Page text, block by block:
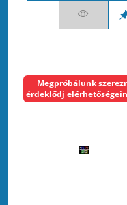
Megpróbálunk
érdeklődj